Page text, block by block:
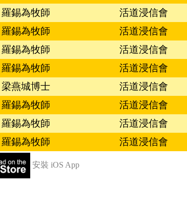
羅錫為牧師 活道浸信會
羅錫為牧師 活道浸信會
羅錫為牧師 活道浸信會
羅錫為牧師 活道浸信會
梁燕城博士 活道浸信會
羅錫為牧師 活道浸信會
羅錫為牧師 活道浸信會
羅錫為牧師 活道浸信會
安裝 iOS App